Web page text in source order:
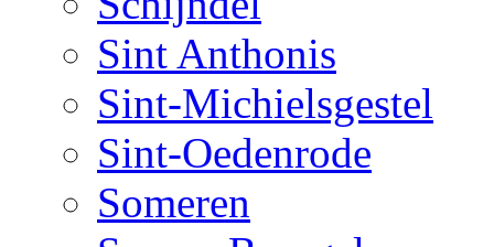
Sint Anthonis
Sint-Michielsgestel
Sint-Oedenrode
Someren